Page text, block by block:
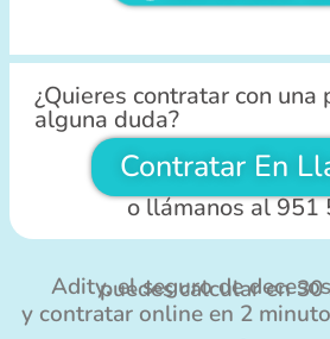
¿Quieres contratar con una
alguna duda?
Contratar En
o llámanos al 951
Adity, el seguro de decesos con Caser que
y contratar online en 2